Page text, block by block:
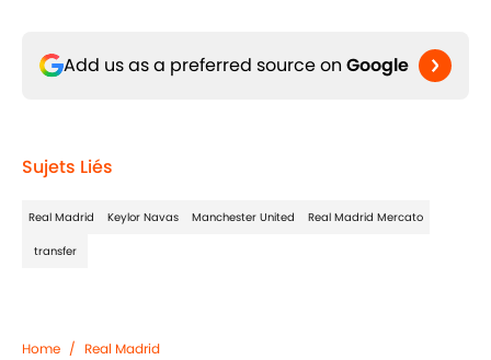
Add us as a preferred source on Google
Sujets Liés
Real Madrid Keylor Navas Manchester United Real Madrid Mercato
transfer
Home / Real Madrid